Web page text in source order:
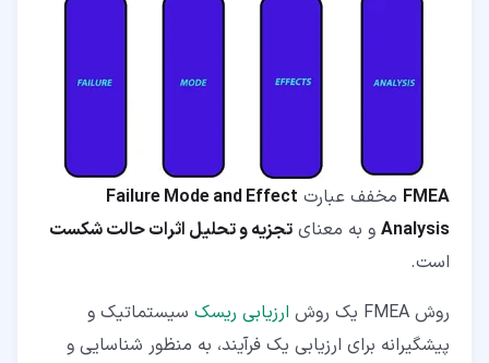
FMEA مخفف عبارت Failure Mode and Effect
Analysis و به معنای تجزیه و تحلیل اثرات حالت شکست
است.
روش FMEA یک روش
ارزیابی ریسک سیستماتیک و
پیشگیرانه برای ارزیابی یک فرآیند، به منظور شناسایی و